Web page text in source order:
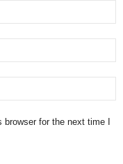
for the next time I